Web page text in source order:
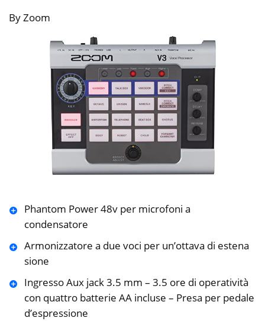
By Zoom
Phantom Power 48v per microfoni a
condensatore
Armonizzatore a due voci per un’ottava di estena
sione
Ingresso Aux jack 3.5 mm – 3.5 ore di operatività
con quattro batterie AA incluse – Presa per pedale
d’espressione